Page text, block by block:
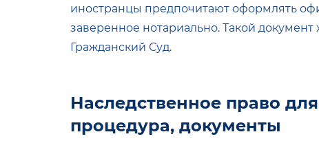
иностранцы предпочитают оформлять
заверенное нотариально. Такой
Гражданский Суд.
Наследственное право
процедура, документы